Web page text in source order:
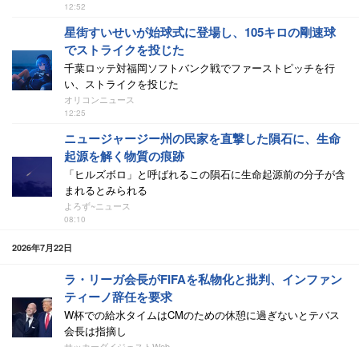
12:52
星街すいせいが始球式に登場し、105キロの剛速球
でストライクを投じた
千葉ロッテ対福岡ソフトバンク戦でファーストピッチを行
い、ストライクを投じた
オリコンニュース
12:25
ニュージャージー州の民家を直撃した隕石に、生命
起源を解く物質の痕跡
「ヒルズボロ」と呼ばれるこの隕石に生命起源前の分子が含
まれるとみられる
よろず~ニュース
08:10
2026年7月22日
ラ・リーガ会長がFIFAを私物化と批判、インファン
ティーノ辞任を要求
W杯での給水タイムはCMのための休憩に過ぎないとテバス
会長は指摘し